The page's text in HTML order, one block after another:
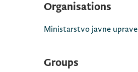
Organisations
Ministarstvo javne uprave
Groups